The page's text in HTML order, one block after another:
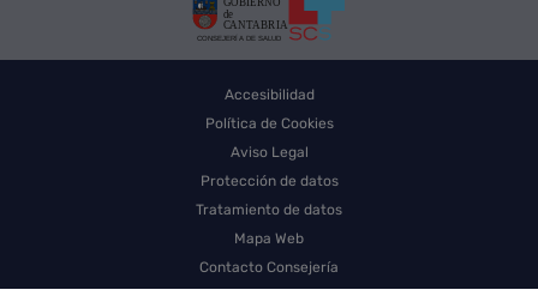
Accesibilidad
Política de Cookies
Aviso Legal
Protección de datos
Tratamiento de datos
Mapa Web
Contacto Consejería